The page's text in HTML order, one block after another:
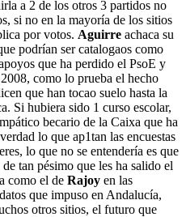
a 2 de los otros 3 partidos no
si no en la mayoría de los sitios
por votos. Aguirre achaca su
podrían ser catalogaos como
que ha perdido el PsoE y
como lo prueba el hecho
que han tocao suelo hasta la
Si hubiera sido 1 curso escolar,
becario de la Caixa que ha
lo que ap1tan las encuestas
lo que no se entendería es que
tan pésimo que les ha salido el
como el de Rajoy en las
que impuso en Andalucía,
otros sitios, el futuro que